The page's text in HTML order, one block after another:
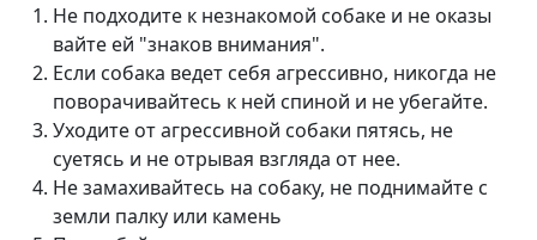
Не подходите к незнакомой собаке и не оказы
вайте ей "знаков внимания".
Если собака ведет себя агрессивно, никогда не
поворачивайтесь к ней спиной и не убегайте.
Уходите от агрессивной собаки пятясь, не
суетясь и не отрывая взгляда от нее.
Не замахивайтесь на собаку, не поднимайте с
земли палку или камень